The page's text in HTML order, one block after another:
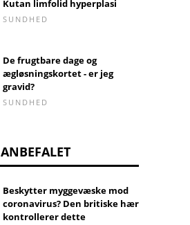
Kutan limfolid hyperplasi
SUNDHED
De frugtbare dage og
ægløsningskortet - er jeg
gravid?
SUNDHED
ANBEFALET
Beskytter myggevæske mod
coronavirus? Den britiske hær
kontrollerer dette